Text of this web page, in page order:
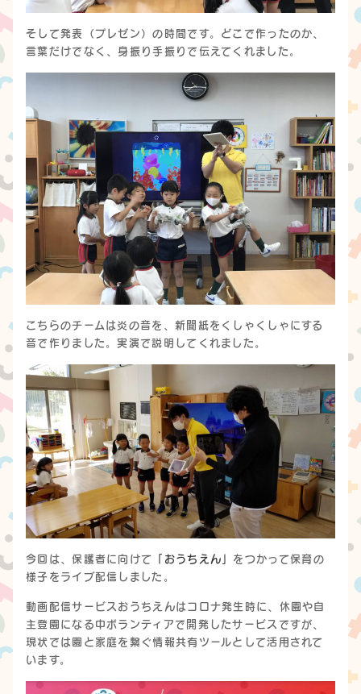
そして発表（プレゼン）の時間です。どこで作ったのか、
言葉だけでなく、身振り手振りで伝えてくれました。
こちらのチームは炎の音を、新聞紙をくしゃくしゃにする
音で作りました。実演で説明してくれました。
今回は、保護者に向けて 「おうちえん」 をつかって保育の
様子をライブ配信しました。
動画配信サービスおうちえんはコロナ発生時に、休園や自
主登園になる中ボランティアで開発したサービスですが、
現状では園と家庭を繋ぐ情報共有ツールとして活用されて
います。